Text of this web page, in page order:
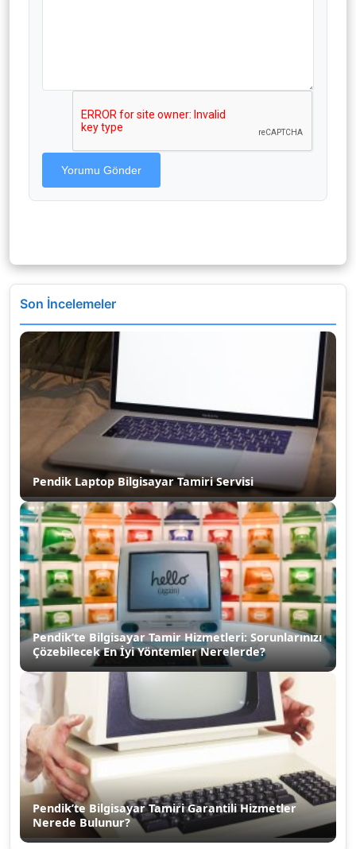
Yorumu Gönder
Son İncelemeler
Pendik Laptop Bilgisayar Tamiri Servisi
Pendik’te Bilgisayar Tamir Hizmetleri: Sorunlarınızı
Çözebilecek En İyi Yöntemler Nerelerde?
Pendik’te Bilgisayar Tamiri Garantili Hizmetler
Nerede Bulunur?